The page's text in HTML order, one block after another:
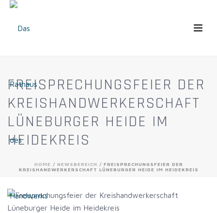
FREISPRECHUNGSFEIER DER
KREISHANDWERKERSCHAFT
LÜNEBURGER HEIDE IM
HEIDEKREIS
HOME / NEWSBEREICH / FREISPRECHUNGSFEIER DER
KREISHANDWERKERSCHAFT LÜNEBURGER HEIDE IM HEIDEKREIS